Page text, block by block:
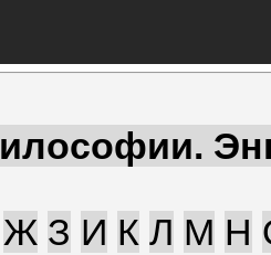
Ж З И К Л М Н